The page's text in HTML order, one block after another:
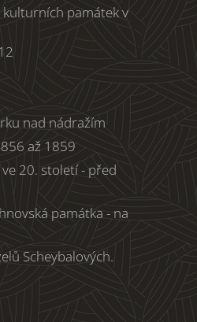
kulturních památek v
nad nádražím
až 1859
20. století - před
památka - na
Scheybalových.